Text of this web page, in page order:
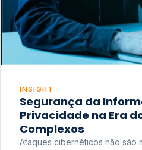
INSIGHT
Segurança da
Privacidade na Era
Complexos
Ataques cibernéticos não são